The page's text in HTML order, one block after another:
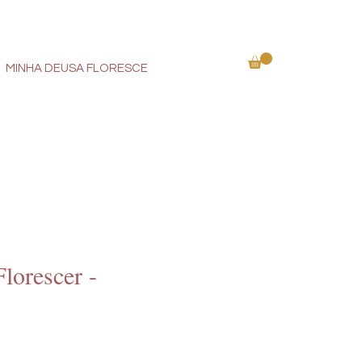
MINHA DEUSA FLORESCE
-